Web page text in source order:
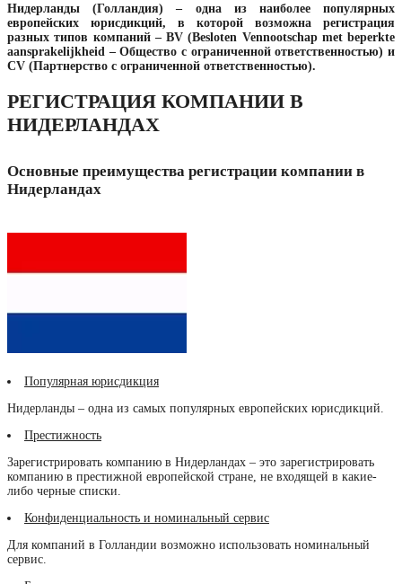
Нидерланды (Голландия) – одна из наиболее популярных
европейских юрисдикций, в которой возможна регистрация
разных типов компаний – BV (Besloten Vennootschap met beperkte
aansprakelijkheid – Общество с ограниченной ответственностью) и
CV (Партнерство с ограниченной ответственностью).
РЕГИСТРАЦИЯ КОМПАНИИ В
НИДЕРЛАНДАХ
Основные преимущества регистрации компании в
Нидерландах
Популярная юрисдикция
Нидерланды – одна из самых популярных европейских юрисдикций.
Престижность
Зарегистрировать компанию в Нидерландах – это зарегистрировать
компанию в престижной европейской стране, не входящей в какие-
либо черные списки.
Конфиденциальность и номинальный сервис
Для компаний в Голландии возможно использовать номинальный
сервис.